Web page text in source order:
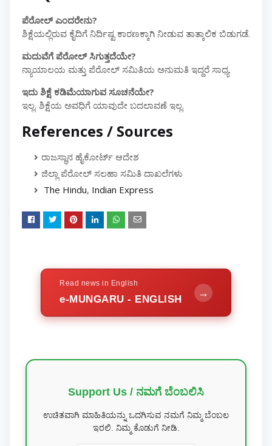
ಪೆರೋಲ್ ಎಂದರೇನು?
ಶಿಕ್ಷೆಯಲ್ಲಿರುವ ಕೈದಿಗೆ ನಿರ್ದಿಷ್ಟ ಕಾರಣಕ್ಕಾಗಿ ನೀಡುವ ತಾತ್ಕಾಲಿಕ ಬಿಡುಗಡೆ.
ಮದುವೆಗೆ ಪೆರೋಲ್ ಸಿಗುತ್ತದೆಯೇ?
ನ್ಯಾಯಾಲಯ ಮತ್ತು ಪೆರೋಲ್ ಸಮಿತಿಯ ಅನುಮತಿ ಇದ್ದರೆ ಸಾಧ್ಯ.
ಇದು ಶಿಕ್ಷೆ ಕಡಿಮೆಯಾಗುವ ಸೂಚನೆಯೇ?
ಇಲ್ಲ. ಶಿಕ್ಷೆಯ ಅವಧಿಗೆ ಯಾವುದೇ ಬದಲಾವಣೆ ಇಲ್ಲ.
References / Sources
ರಾಜಸ್ಥಾನ ಹೈಕೋರ್ಟ್ ಆದೇಶ
ಜಿಲ್ಲಾ ಪೆರೋಲ್ ಸಲಹಾ ಸಮಿತಿ ದಾಖಲೆಗಳು
The Hindu, Indian Express
Read news in English
e-MUNGARU - ENGLISH
→
Support Us / ನಮಗೆ ಬೆಂಬಲಿಸಿ
ಉಚಿತವಾಗಿ ಮಾಹಿತಿಯನ್ನು ಒದಗಿಸುವ ನಮಗೆ ನಿಮ್ಮ ಬೆಂಬಲ
ಇರಲಿ. ನಿಮ್ಮ ಕೊಡುಗೆ ನೀಡಿ.